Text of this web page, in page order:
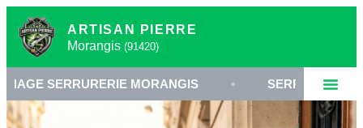
ARTISAN PIERRE
Morangis (91420)
MORANGIS • SERRURIER 91420